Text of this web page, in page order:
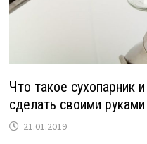
Что такое сухопарник
сделать своими руками
21.01.2019